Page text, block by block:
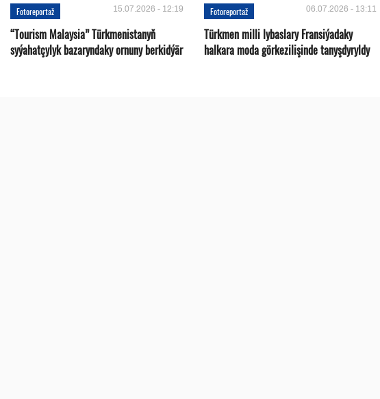
Fotoreportaž 15.07.2026 - 12:19
“Tourism Malaysia” Türkmenistanyň
syýahatçylyk bazaryndaky ornuny berkidýär
Fotoreportaž 06.07.2026 - 13:11
Türkmen milli lybaslary Fransiýadaky
halkara moda görkezilişinde tanyşdyryldy